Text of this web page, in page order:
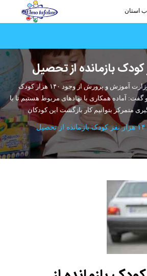
استان
معاون آموزش ابتدایی وزارت آموزش و پرورش از وجود ۱۴۰ هزار کودک
گفت: آماده همکاری با نهادهای مربوط هستیم تا با
متمرکز بتوانیم کار بازگشت این کودکان
کودک بازمانده از تحصیل